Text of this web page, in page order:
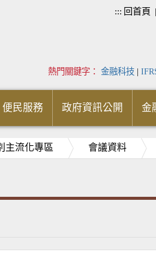
::: 回首頁 |
熱門關鍵字： 金融科技 |
便民服務 政府資訊公開 金
主流化專區 會議資料